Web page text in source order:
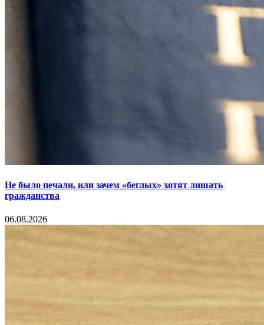
Не было печали, или зачем «беглых» хотят лишать
гражданства
06.08.2026